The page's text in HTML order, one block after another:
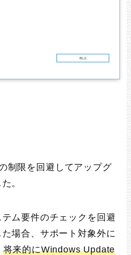
制限を回避してアップグ
。
ム要件のチェックを回避
場合、サポート対象外に
将来的にWindows Update